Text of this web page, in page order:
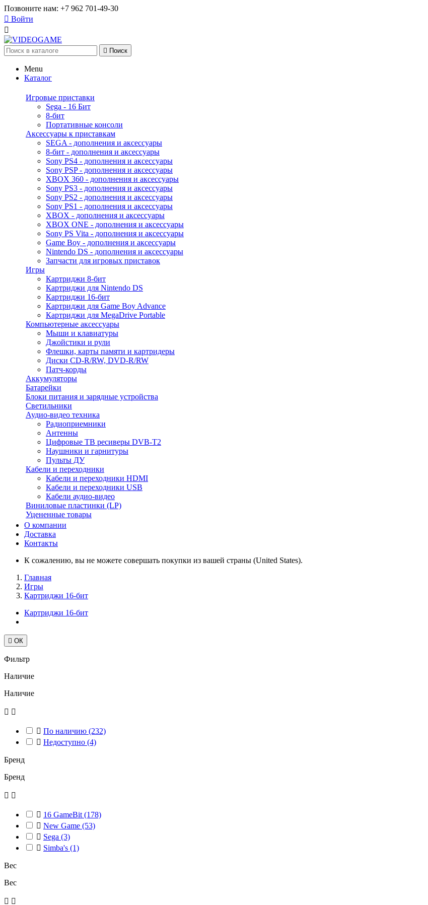
Позвоните нам: +7 962 701-49-30
 Войти

 Поиск
Menu
Каталог
Игровые приставки
Sega - 16 Бит
8-бит
Портативные консоли
Аксессуары к приставкам
SEGA - дополнения и аксессуары
8-бит - дополнения и аксессуары
Sony PS4 - дополнения и аксессуары
Sony PSP - дополнения и аксессуары
XBOX 360 - дополнения и аксессуары
Sony PS3 - дополнения и аксессуары
Sony PS2 - дополнения и аксессуары
Sony PS1 - дополнения и аксессуары
XBOX - дополнения и аксессуары
XBOX ONE - дополнения и аксессуары
Sony PS Vita - дополнения и аксессуары
Game Boy - дополнения и аксессуары
Nintendo DS - дополнения и аксессуары
Запчасти для игровых приставок
Игры
Картриджи 8-бит
Картриджи для Nintendo DS
Картриджи 16-бит
Картриджи для Game Boy Advance
Картриджи для MegaDrive Portable
Компьютерные аксессуары
Мыши и клавиатуры
Джойстики и рули
Флешки, карты памяти и картридеры
Диски CD-R/RW, DVD-R/RW
Патч-корды
Аккумуляторы
Батарейки
Блоки питания и зарядные устройства
Светильники
Аудио-видео техника
Радиоприемники
Антенны
Цифровые ТВ ресиверы DVB-T2
Наушники и гарнитуры
Пульты ДУ
Кабели и переходники
Кабели и переходники HDMI
Кабели и переходники USB
Кабели аудио-видео
Виниловые пластинки (LP)
Уцененные товары
О компании
Доставка
Контакты
К сожалению, вы не можете совершать покупки из вашей страны (United States).
Главная
Игры
Картриджи 16-бит
Картриджи 16-бит
 ОК
Фильтр
Наличие
Наличие
 
 По наличию (232)
 Недоступно (4)
Бренд
Бренд
 
 16 GameBit (178)
 New Game (53)
 Sega (3)
 Simba's (1)
Вес
Вес
 